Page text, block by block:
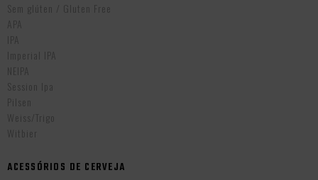
Sem glúten / Gluten Free
APA
IPA
Imperial IPA
NEIPA
Session Ipa
Pilsen
Weiss/Trigo
Witbier
ACESSÓRIOS DE CERVEJA